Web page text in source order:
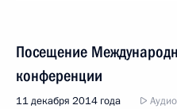
Посещение
конференции
11 декабря 2014 года